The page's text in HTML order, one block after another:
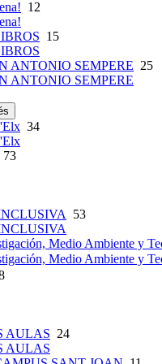
12
15
ANTONIO SEMPERE 25
ANTONIO SEMPERE
34
73
53
Medio Ambiente y
Medio Ambiente y
AULAS 24
AULAS